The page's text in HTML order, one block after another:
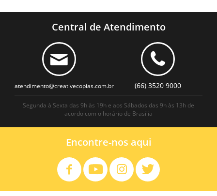
Central de Atendimento
atendimento@creativecopias.com.br (66) 3520 9000
Segunda à Sexta das 9h às 19h e aos Sábados das 9h às 13h de
acordo com o horário de Brasília
Encontre-nos aqui